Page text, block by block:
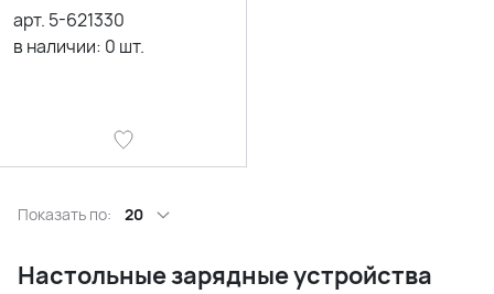
арт. 5-621330
в наличии: 0 шт.
Показать по: 20
Настольные зарядные устройства